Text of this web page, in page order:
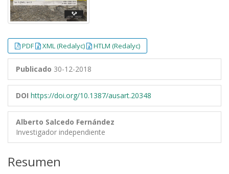
PDF XML (Redalyc) HTLM (Redalyc)
Publicado 30-12-2018
DOI https://doi.org/10.1387/ausart.20348
Alberto Salcedo Fernández
Investigador independiente
Resumen